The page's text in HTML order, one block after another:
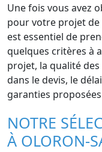
Une fois vous avez
pour votre projet de
est essentiel de
quelques critères à
projet, la qualité
dans le devis, le
garanties
NOTRE
À OLORON-